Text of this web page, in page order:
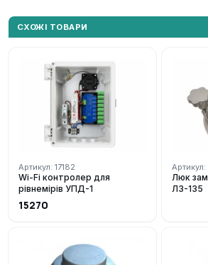
СХОЖІ ТОВАРИ
Артикул: 17182
Wi-Fi контролер для
рівнемірів УПД-1
15270
Артикул:
Люк
ЛЗ-135